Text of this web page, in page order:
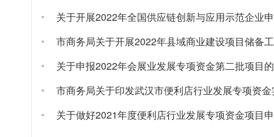
关于开展2022年全国供应链创新与应用示范企业
市商务局关于开展2022年县域商业建设项目储备
关于申报2022年会展业发展专项资金第二批项目
市商务局关于印发武汉市便利店行业发展专项资
关于做好2021年度便利店行业发展专项资金项目